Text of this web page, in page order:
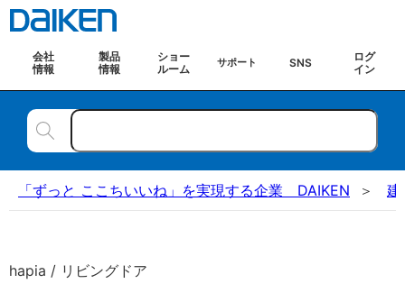
会社
情報
製品
情報
ショー
ルーム
サポート SNS
ログ
イン
「ずっと ここちいいね」を実現する企業 DAIKEN 建
hapia / リビングドア